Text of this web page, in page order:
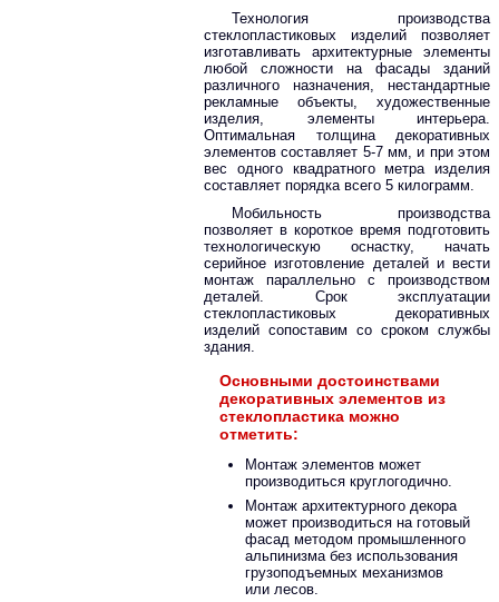
Технология производства
стеклопластиковых изделий позволяет
изготавливать архитектурные элементы
любой сложности на фасады зданий
различного назначения, нестандартные
рекламные объекты, художественные
изделия, элементы интерьера.
Оптимальная толщина декоративных
элементов составляет 5-7 мм, и при этом
вес одного квадратного метра изделия
составляет порядка всего 5 килограмм.
Мобильность производства
позволяет в короткое время подготовить
технологическую оснастку, начать
серийное изготовление деталей и вести
монтаж параллельно с производством
деталей. Срок эксплуатации
стеклопластиковых декоративных
изделий сопоставим со сроком службы
здания.
Основными достоинствами
декоративных элементов из
стеклопластика можно
отметить:
Монтаж элементов может
производиться круглогодично.
Монтаж архитектурного декора
может производиться на готовый
фасад методом промышленного
альпинизма без использования
грузоподъемных механизмов
или лесов.